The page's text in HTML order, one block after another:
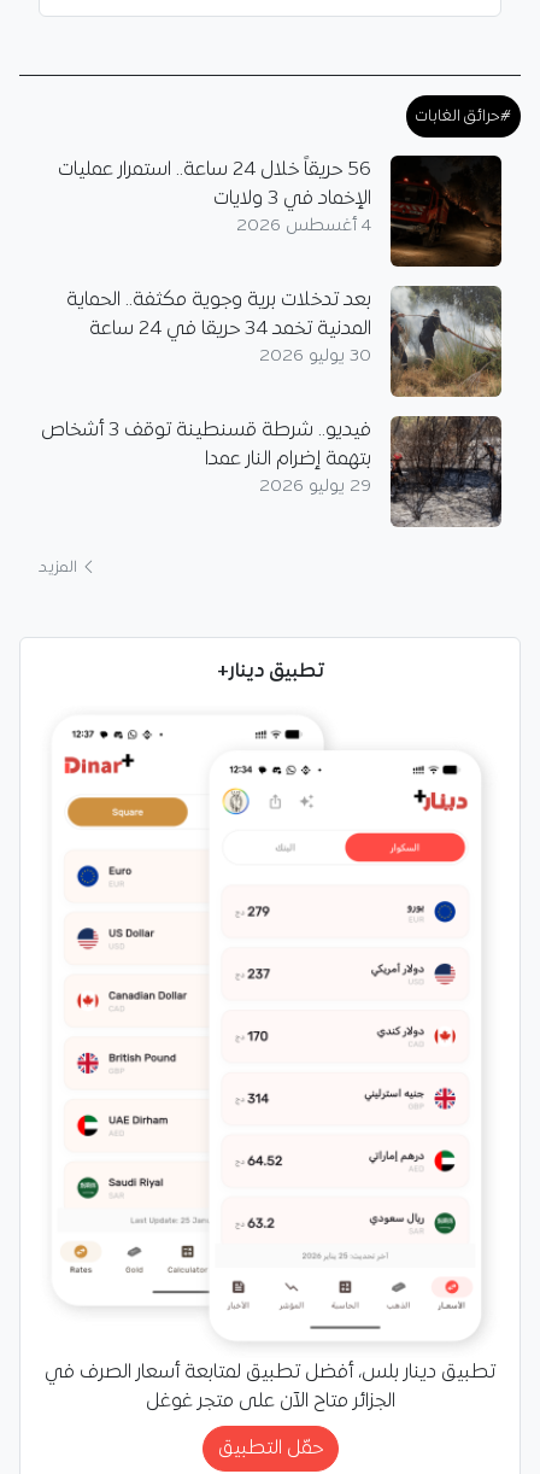
#حرائق الغابات
56 حريقاً خلال 24 ساعة.. استمرار عمليات
الإخماد في 3 ولايات
4 أغسطس 2026
بعد تدخلات برية وجوية مكثفة.. الحماية
المدنية تخمد 34 حريقا في 24 ساعة
30 يوليو 2026
فيديو.. شرطة قسنطينة توقف 3 أشخاص
بتهمة إضرام النار عمدا
29 يوليو 2026
المزيد
تطبيق دينار+
تطبيق دينار بلس، أفضل تطبيق لمتابعة أسعار الصرف في
الجزائر متاح الآن على متجر غوغل
حمّل التطبيق